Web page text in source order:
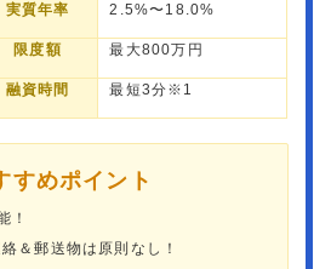
実質年率 2.5%〜18.0%
限度額 最大800万円
融資時間 最短3分※1
すめポイント
！
＆郵送物は原則なし！